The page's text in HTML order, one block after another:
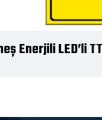
Enerjili LED’li